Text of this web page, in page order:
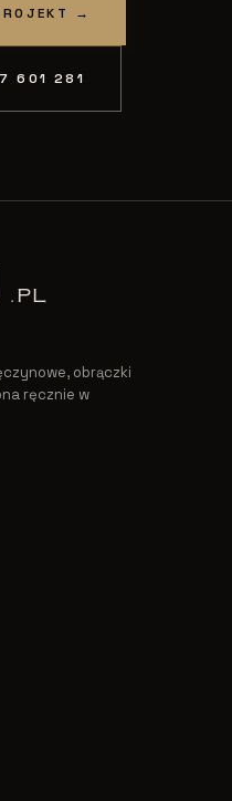
→
601 281
.PL
obrączki
ręcznie w